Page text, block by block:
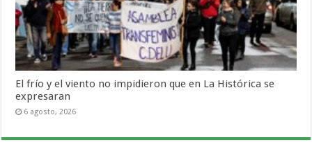
El frío y el viento no impidieron que en La Histórica se
expresaran
6 agosto, 2026